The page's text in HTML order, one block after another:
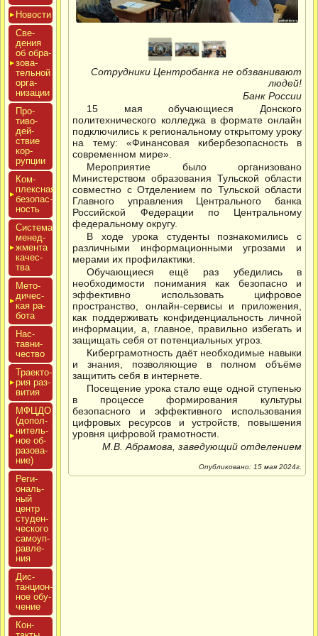
Новос­ти
Све­
дения
об об­ра­
зова­
тель­ной
ор­га­
низа­ции
Про­
тиво­
дей­
ствие
кор­
рупции
Ком­
плексная
бе­зопас­
ность
Сис­те­ма
ме­нед­
жмен­та
ка­чес­
тва
Мето­
дичес­
кая ра­
бота
Нас­
тавни­
чес­тво
Тра­ек­то­
рия раз­
ви­тия
МФЦДО
(до­пол­
ни­тель­
ное об­
ра­зова­
ние)
Реги­
ональ­
ный
центр
сту­ден­
ческо­го
са­мо­уп­
равле­
ния
Дис­
танци­он­
ное обу­
чение
Кон­
Сотрудники Центробанка не обзванивают
людей!
Банк России
15 мая обучающиеся Донского
политехнического колледжа в формате онлайн
подключились к региональному открытому уроку
на тему: «Финансовая кибербезопасность в
современном мире».
Мероприятие было организовано
Министерством образования Тульской области
совместно с Отделением по Тульской области
Главного управления Центрального банка
Российской Федерации по Центральному
федеральному округу.
В ходе урока студенты познакомились с
различными информационными угрозами и
мерами их профилактики.
Обучающиеся ещё раз убедились в
необходимости понимания как безопасно и
эффективно использовать цифровое
пространство, онлайн-сервисы и приложения,
как поддерживать конфиденциальность личной
информации, а, главное, правильно избегать и
защищать себя от потенциальных угроз.
Киберграмотность даёт необходимые навыки
и знания, позволяющие в полном объёме
защитить себя в интернете.
Посещение урока стало еще одной ступенью
в процессе формирования культуры
безопасного и эффективного использования
цифровых ресурсов и устройств, повышения
уровня цифровой грамотности.
М.В. Абрамова, заведующий отделением
Опубликовано: 15 мая 2024г.